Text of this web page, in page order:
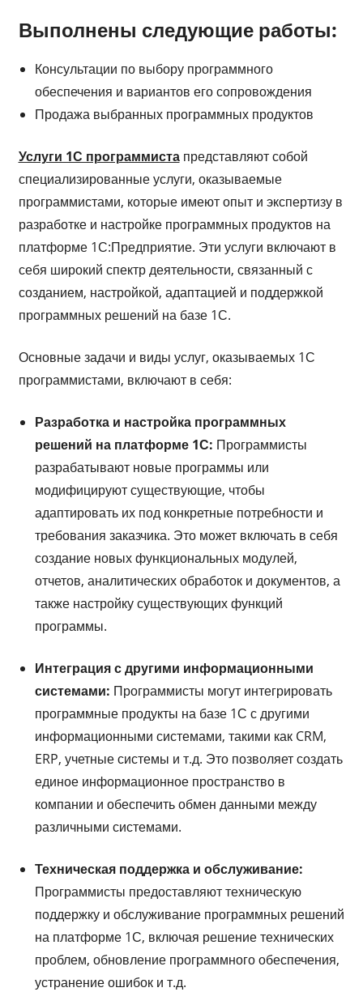
Выполнены следующие работы:
Консультации по выбору программного
обеспечения и вариантов его сопровождения
Продажа выбранных программных продуктов
Услуги 1С программистапредставляют собой
специализированные услуги, оказываемые
программистами, которые имеют опыт и экспертизу в
разработке и настройке программных продуктов на
платформе 1С:Предприятие. Эти услуги включают в
себя широкий спектр деятельности, связанный с
созданием, настройкой, адаптацией и поддержкой
программных решений на базе 1С.
Основные задачи и виды услуг, оказываемых 1С
программистами, включают в себя:
Разработка и настройка программных
решений на платформе 1С: Программисты
разрабатывают новые программы или
модифицируют существующие, чтобы
адаптировать их под конкретные потребности и
требования заказчика. Это может включать в себя
создание новых функциональных модулей,
отчетов, аналитических обработок и документов, а
также настройку существующих функций
программы.
Интеграция с другими информационными
системами: Программисты могут интегрировать
программные продукты на базе 1С с другими
информационными системами, такими как CRM,
ERP, учетные системы и т.д. Это позволяет создать
единое информационное пространство в
компании и обеспечить обмен данными между
различными системами.
Техническая поддержка и обслуживание:
Программисты предоставляют техническую
поддержку и обслуживание программных решений
на платформе 1С, включая решение технических
проблем, обновление программного обеспечения,
устранение ошибок и т.д.